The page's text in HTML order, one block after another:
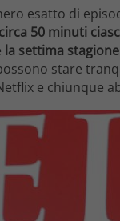
esatto di
50 minuti
la settima
stare
e chiunque